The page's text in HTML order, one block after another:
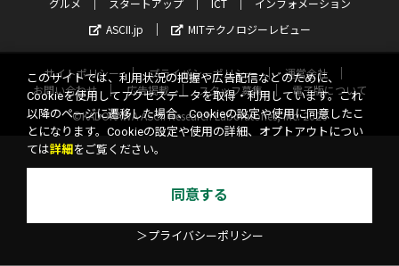
グルメ
スタートアップ ICT
インフォメーション
ASCII.jp
MITテクノロジーレビュー
サイトポリシー プライバシーポリシー
運営会社
お問い合わせ
広告掲載 スタッフ募集
電子版について
©KADOKAWA ASCII Research Laboratories, Inc. 2026
このサイトでは、利用状況の把握や広告配信などのために、
Cookieを使用してアクセスデータを取得・利用しています。これ
以降のページに遷移した場合、Cookieの設定や使用に同意したこ
とになります。Cookieの設定や使用の詳細、オプトアウトについ
ては詳細 をご覧ください。
同意する
＞プライバシーポリシー